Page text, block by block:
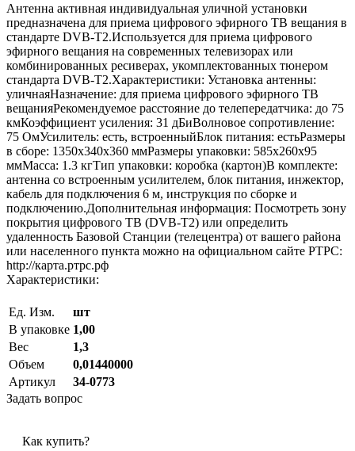
Антенна активная индивидуальная уличной установки
предназначена для приема цифрового эфирного ТВ вещания в
стандарте DVB-T2.Используется для приема цифрового
эфирного вещания на современных телевизорах или
комбинированных ресиверах, укомплектованных тюнером
стандарта DVB-T2.Характеристики: Установка антенны:
уличнаяНазначение: для приема цифрового эфирного ТВ
вещанияРекомендуемое расстояние до телепередатчика: до 75
кмКоэффициент усиления: 31 дБиВолновое сопротивление:
75 ОмУсилитель: есть, встроенныйБлок питания: естьРазмеры
в сборе: 1350х340х360 ммРазмеры упаковки: 585х260х95
ммМасса: 1.3 кгТип упаковки: коробка (картон)В комплекте:
антенна со встроенным усилителем, блок питания, инжектор,
кабель для подключения 6 м, инструкция по сборке и
подключению.Дополнительная информация: Посмотреть зону
покрытия цифрового ТВ (DVB-T2) или определить
удаленность Базовой Станции (телецентра) от вашего района
или населенного пункта можно на официальном сайте РТРС:
http://карта.ртрс.рф
Характеристики:
Ед. Изм.
шт
В упаковке 1,00
Вес
1,3
Объем
0,01440000
Артикул
34-0773
Задать вопрос
Как купить?